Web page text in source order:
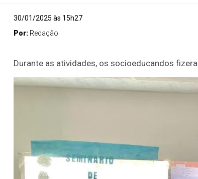
30/01/2025 às 15h27
Por: Redação
Durante as atividades, os socioeducandos